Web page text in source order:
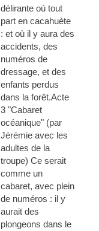
délirante où tout
part en cacahuète
: et où il y aura des
accidents, des
numéros de
dressage, et des
enfants perdus
dans la forêt.Acte
3 "Cabaret
océanique" (par
Jérémie avec les
adultes de la
troupe) Ce serait
comme un
cabaret, avec plein
de numéros : il y
aurait des
plongeons dans le